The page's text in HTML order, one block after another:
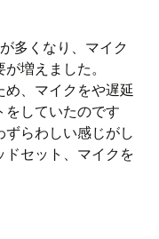
多くなり、マイク
増えました。
、マイクをや遅延
をしていたのです
らわしい感じがし
ドセット、マイクを